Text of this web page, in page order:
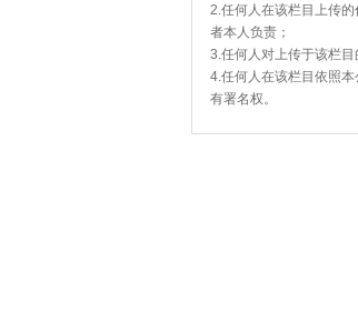
2.任何人在该栏目上传
者本人负责；
3.任何人对上传于该栏
4.任何人在该栏目依照
有署名权。